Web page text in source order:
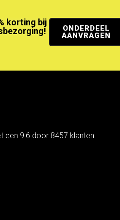
korting bij
ONDERDEEL
AANVRAGEN
een 9.6 door 8457 klanten!